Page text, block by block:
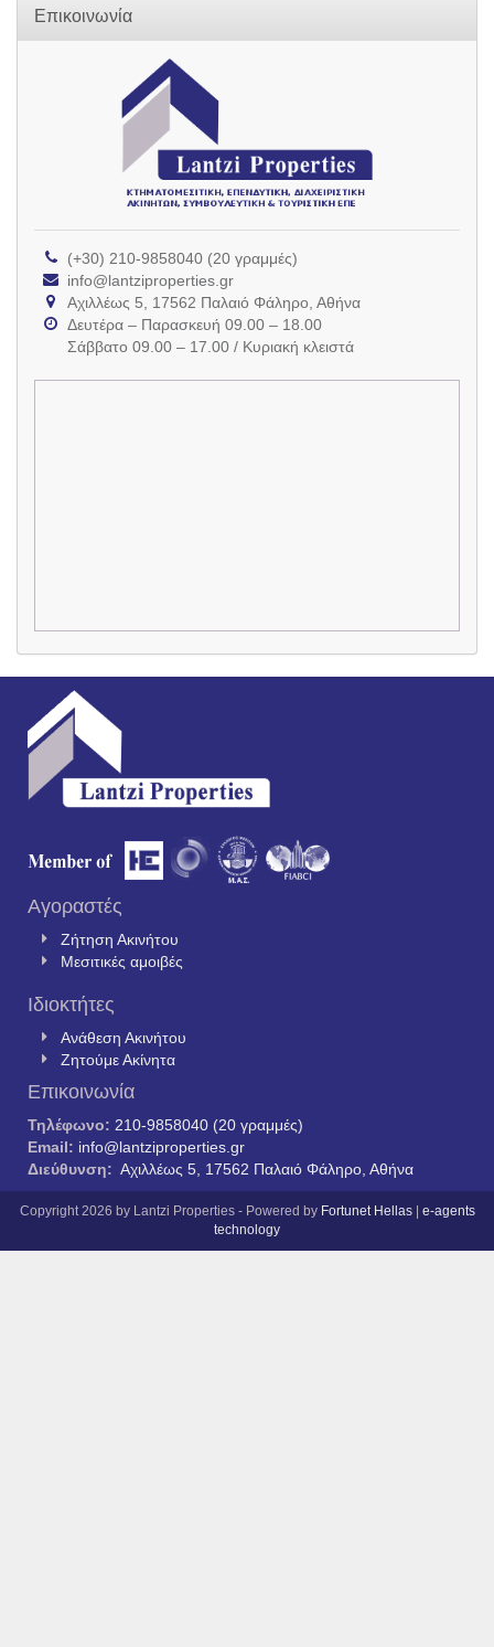
Επικοινωνία
(+30) 210-9858040 (20 γραμμές)
info@lantziproperties.gr
Αχιλλέως 5, 17562 Παλαιό Φάληρο, Αθήνα
Δευτέρα – Παρασκευή 09.00 – 18.00
Σάββατο 09.00 – 17.00 / Κυριακή κλειστά
Αγοραστές
Ζήτηση Ακινήτου
Μεσιτικές αμοιβές
Ιδιοκτήτες
Ανάθεση Ακινήτου
Ζητούμε Ακίνητα
Επικοινωνία
Τηλέφωνο: 210-9858040 (20 γραμμές)
Email: info@lantziproperties.gr
Διεύθυνση: Αχιλλέως 5, 17562 Παλαιό Φάληρο, Αθήνα
Copyright 2026 by Lantzi Properties - Powered by Fortunet Hellas| e-agents
technology